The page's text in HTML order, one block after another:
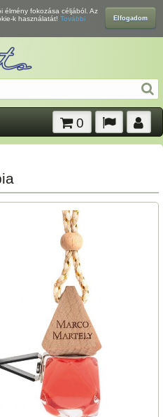
Elfogadom
élmény fokozása céljából. Az
k használatát! További
0